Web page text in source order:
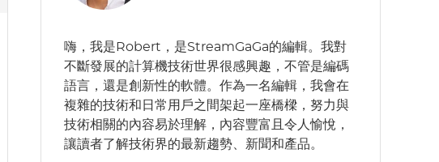
嗨，我是Robert，是StreamGaGa的編輯。我對
不斷發展的計算機技術世界很感興趣，不管是編碼
語言，還是創新性的軟體。作為一名編輯，我會在
複雜的技術和日常用戶之間架起一座橋樑，努力與
技術相關的內容易於理解，內容豐富且令人愉​​悅，
讓讀者了解技術界的最新趨勢、新聞和產品。